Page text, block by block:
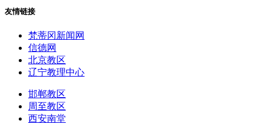
友情链接
梵蒂冈新闻网
信德网
北京教区
辽宁教理中心
邯郸教区
周至教区
西安南堂